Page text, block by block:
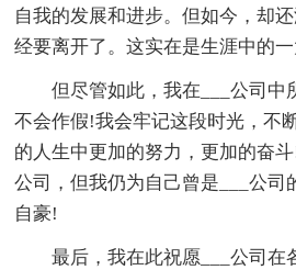
自我的发展和进步。但如今，却
经要离开了。这实在是生涯中的一
但尽管如此，我在___公司中
不会作假!我会牢记这段时光，不
的人生中更加的努力，更加的奋斗
公司，但我仍为自己曾是___公司
自豪!
最后，我在此祝愿___公司在